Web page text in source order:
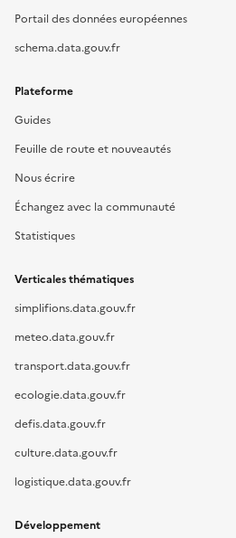
Portail des données européennes
schema.data.gouv.fr
Plateforme
Guides
Feuille de route et nouveautés
Nous écrire
Échangez avec la communauté
Statistiques
Verticales thématiques
simplifions.data.gouv.fr
meteo.data.gouv.fr
transport.data.gouv.fr
ecologie.data.gouv.fr
defis.data.gouv.fr
culture.data.gouv.fr
logistique.data.gouv.fr
Développement